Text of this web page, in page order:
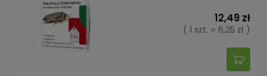
12,49 zł
( 1 szt. = 6,25 zł )